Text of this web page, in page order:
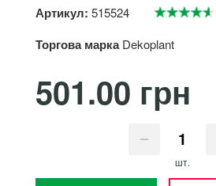
Артикул: 515524
Торгова марка Dekoplant
501.00 грн
шт.